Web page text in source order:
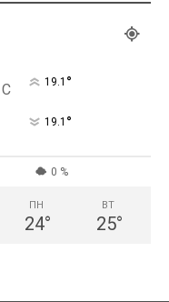
C 19.1 °
19.1 °
0 %
ПН
24°
ВТ
25°